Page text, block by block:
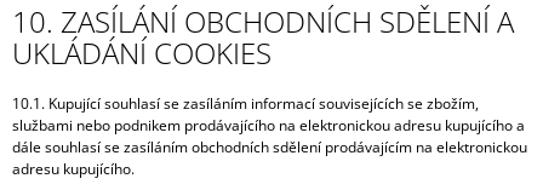
10. ZASÍLÁNÍ OBCHODNÍCH SDĚLENÍ A
UKLÁDÁNÍ COOKIES
10.1. Kupující souhlasí se zasíláním informací souvisejících se zbožím,
službami nebo podnikem prodávajícího na elektronickou adresu kupujícího a
dále souhlasí se zasíláním obchodních sdělení prodávajícím na elektronickou
adresu kupujícího.